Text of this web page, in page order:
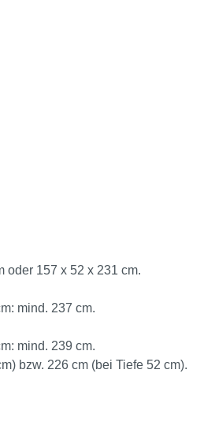
oder 157 x 52 x 231 cm.
mind. 237 cm.
mind. 239 cm.
bzw. 226 cm (bei Tiefe 52 cm).